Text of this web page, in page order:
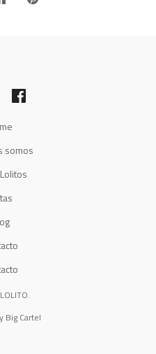
somos
Big Cartel